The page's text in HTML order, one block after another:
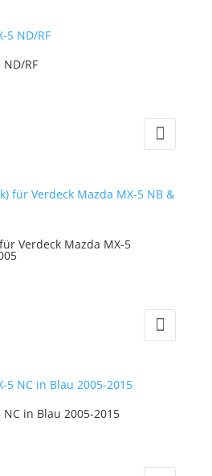
RF
Verdeck Mazda MX-5
in Blau 2005-2015